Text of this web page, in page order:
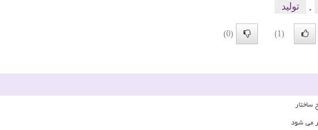
تولید
(1)
(0)
می شود